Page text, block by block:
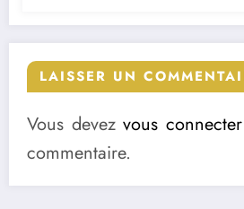
LAISSER UN
Vous devezvous connecter
commentaire.